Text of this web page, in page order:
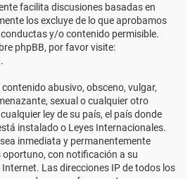
facilita discusiones basadas en
los excluye de lo que aprobamos
y/o contenido permisible.
phpBB, por favor visite:
.
abusivo, obsceno, vulgar,
sexual o cualquier otro
ley de su país, el país donde
instalado o Leyes Internacionales.
inmediata y permanentemente
oportuno, con notificación a su
Internet. Las direcciones IP de todos los